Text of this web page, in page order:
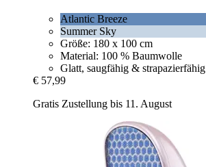
Atlantic Breeze
Summer Sky
Größe: 180 x 100 cm
Material: 100 % Baumwolle
Glatt, saugfähig & strapazierfähig
€ 57,99
Gratis Zustellung bis 11. August